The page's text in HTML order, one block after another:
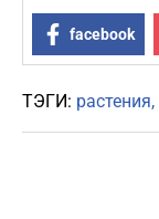
facebook
ТЭГИ: растения